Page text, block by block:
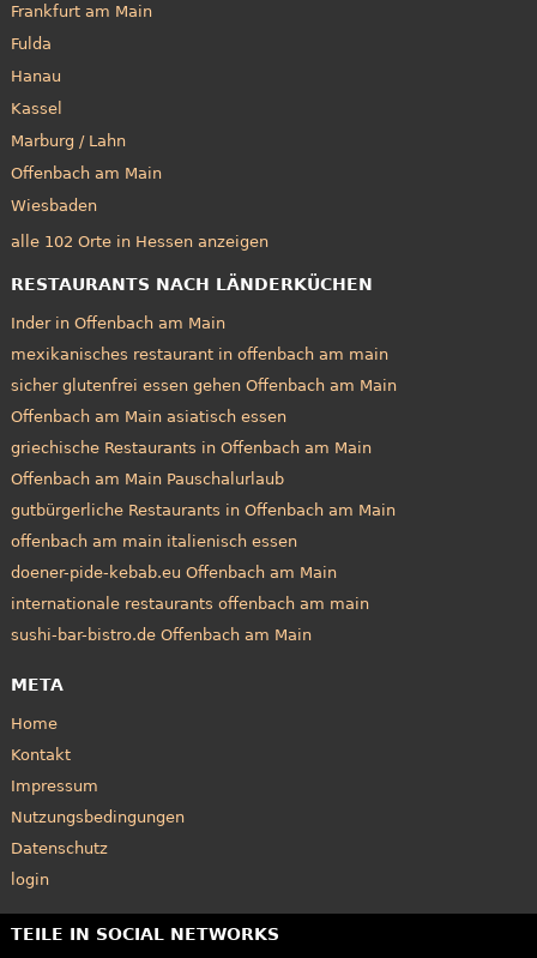
Frankfurt am Main
Fulda
Hanau
Kassel
Marburg / Lahn
Offenbach am Main
Wiesbaden
alle 102 Orte in Hessen anzeigen
RESTAURANTS NACH LÄNDERKÜCHEN
Inder in Offenbach am Main
mexikanisches restaurant in offenbach am main
sicher glutenfrei essen gehen Offenbach am Main
Offenbach am Main asiatisch essen
griechische Restaurants in Offenbach am Main
Offenbach am Main Pauschalurlaub
gutbürgerliche Restaurants in Offenbach am Main
offenbach am main italienisch essen
doener-pide-kebab.eu Offenbach am Main
internationale restaurants offenbach am main
sushi-bar-bistro.de Offenbach am Main
META
Home
Kontakt
Impressum
Nutzungsbedingungen
Datenschutz
login
TEILE IN SOCIAL NETWORKS